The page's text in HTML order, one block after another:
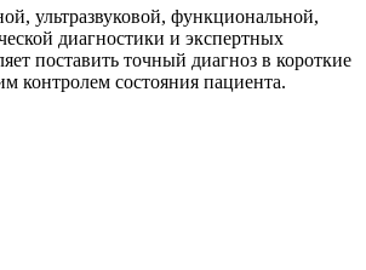
ультразвуковой, функциональной,
диагностики и экспертных
поставить точный диагноз в короткие
контролем состояния пациента.